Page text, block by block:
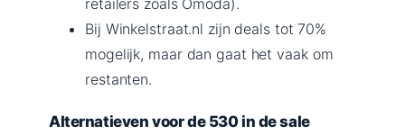
Bij Winkelstraat.nl zijn deals tot 70%
mogelijk, maar dan gaat het vaak om
restanten.
Alternatieven voor de 530 in de sale